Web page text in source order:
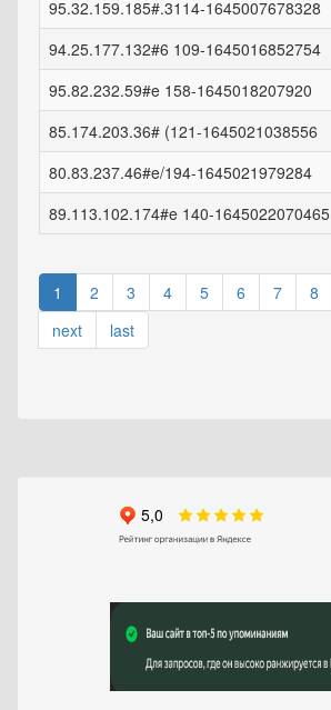
95.32.159.185#.3114-1645007678328
94.25.177.132#6 109-1645016852754
95.82.232.59#e 158-1645018207920
85.174.203.36# (121-1645021038556
80.83.237.46#e/194-1645021979284
89.113.102.174#e 140-1645022070465
1 2 3 4 5 6 7 8
next
last